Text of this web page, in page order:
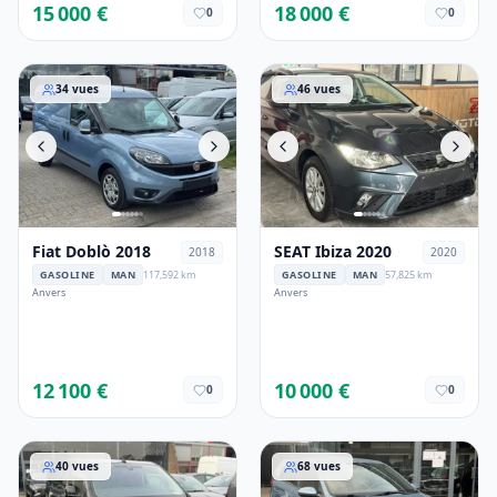
15 000 € 0 18 000 € 0
Fiat Doblò 2018
34 vues
Fiat Doblò 2018 2018
GASOLINE MAN
117,592 km
Anvers
12 100 € 0
SEAT Ibiza 2020
46 vues
SEAT Ibiza 2020 2020
GASOLINE MAN 57,825 km
Anvers
10 000 € 0
Peugeot Expert 2021
40 vues Hyundai i20 2017
68 vues